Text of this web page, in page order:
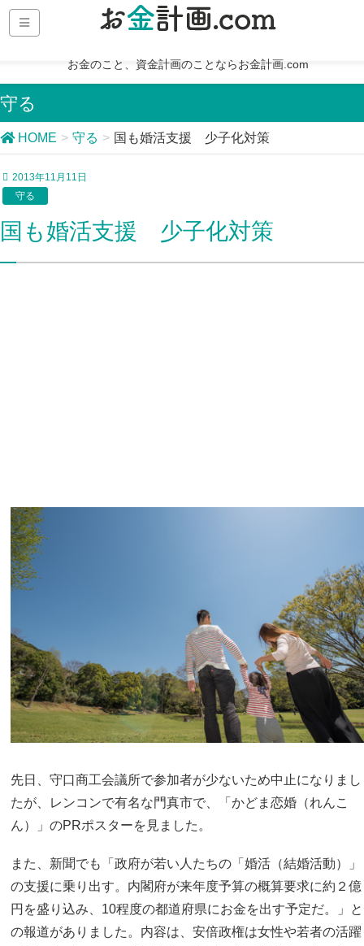
お金のこと、資金計画のことならお金計画.com
守る
HOME 守る 国も婚活支援 少子化対策
2013年11月11日
守る
国も婚活支援 少子化対策
先日、守口商工会議所で参加者が少ないため中止になりまし
たが、レンコンで有名な門真市で、「かどま恋婚（れんこ
ん）」のPRポスターを見ました。
また、新聞でも「政府が若い人たちの「婚活（結婚活動）」
の支援に乗り出す。内閣府が来年度予算の概算要求に約２億
円を盛り込み、10程度の都道府県にお金を出す予定だ。」と
の報道がありました。内容は、安倍政権は女性や若者の活躍